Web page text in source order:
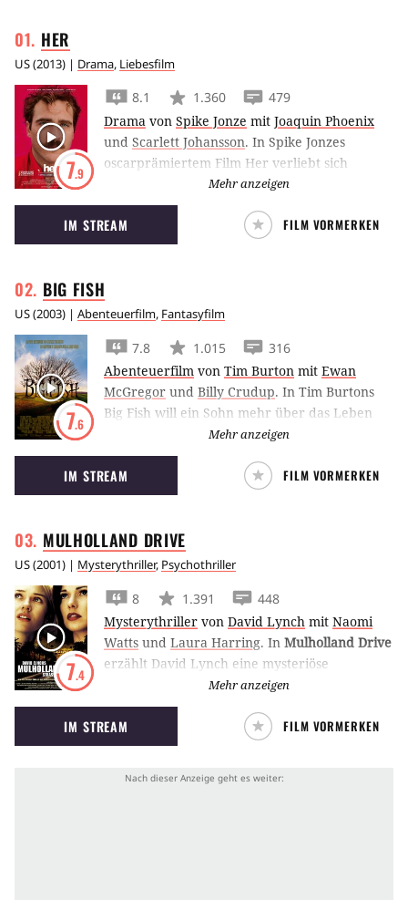
HER
US(2013) | Drama, Liebesfilm
7.9
8.1 1.360
479
Drama von Spike Jonze mit Joaquin Phoenix
und Scarlett Johansson. In Spike Jonzes
oscarprämiertem Film Her verliebt sich
Briefautor Joaquin Phoenix in die weibliche
Stimme seines Betriebssystems, ‘verkörpert’
von Scarlett Johansson.
Mehr anzeigen
IM STREAM FILM VORMERKEN
BIG FISH
US(2003) | Abenteuerfilm, Fantasyfilm
7.6
7.8 1.015
316
Abenteuerfilm von Tim Burton mit Ewan
McGregor und Billy Crudup. In Tim Burtons
Big Fish will ein Sohn mehr über das Leben
seines im Sterben liegenden Vaters
herausfinden und versucht, sich aus den
vielen Geschichten, die er über diesen hört,
ein eigenes Bild zu machen.
Mehr anzeigen
IM STREAM FILM VORMERKEN
MULHOLLAND DRIVE
US(2001) | Mysterythriller, Psychothriller
7.4
8 1.391
448
Mysterythriller von David Lynch mit Naomi
Watts und Laura Harring. In Mulholland Drive
erzählt David Lynch eine mysteriöse
Liebesgeschichte zwischen Naomi Watts und
Laura Harring.
Mehr anzeigen
IM STREAM FILM VORMERKEN